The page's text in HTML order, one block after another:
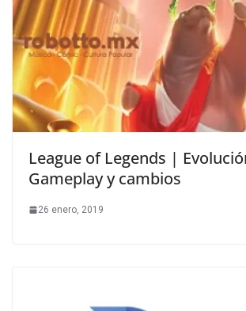
League of Legends |
Gameplay y cambios
26 enero, 2019